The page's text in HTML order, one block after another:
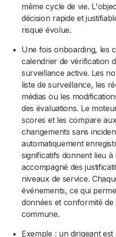
même cycle de vie.
décision rapide et
risque évolue.
Une fois onboarding, les
calendrier de vérification
surveillance active. Les
liste de surveillance, les
médias ou les
des évaluations. Le
scores et les compare
changements sans
automatiquement
significatifs donnent lieu
accompagné des
niveaux de service.
événements, ce qui
données et conformité
commune.
Exemple : un dirigeant